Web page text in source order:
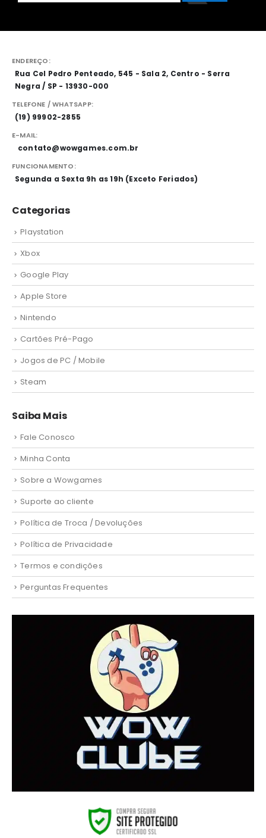
ENDEREÇO:
Rua Cel Pedro Penteado, 545 - Sala 2, Centro - Serra
Negra / SP - 13930-000
TELEFONE / WHATSAPP:
(19) 99902-2855
E-MAIL:
contato@wowgames.com.br
FUNCIONAMENTO:
Segunda a Sexta 9h as 19h (Exceto Feriados)
Categorias
Playstation
Xbox
Google Play
Apple Store
Nintendo
Cartões Pré-Pago
Jogos de PC / Mobile
Steam
Saiba Mais
Fale Conosco
Minha Conta
Sobre a Wowgames
Suporte ao cliente
Política de Troca / Devoluções
Política de Privacidade
Termos e condições
Perguntas Frequentes